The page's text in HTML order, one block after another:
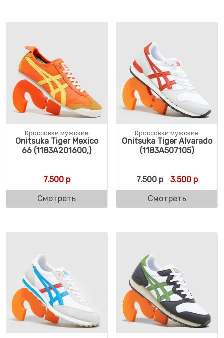
Кроссовки мужские
Onitsuka Tiger Mexico
66 (1183A201600,)
7.500р
Смотреть
Кроссовки мужские
Onitsuka Tiger Alvarado
(1183A507105)
7.500р 3.500р
Смотреть